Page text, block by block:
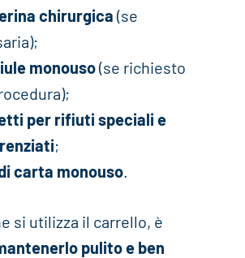
chirurgica (se
monouso(se richiesto
per rifiuti speciali e
;
carta monouso.
si utilizza il carrello, è
pulito e ben